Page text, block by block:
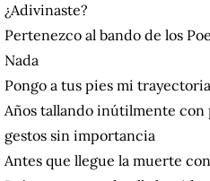
¿Adivinaste?
Pertenezco al bando de los
Nada
Pongo a tus pies mi trayectoria
Años tallando inútilmente con
gestos sin importancia
Antes que llegue la muerte